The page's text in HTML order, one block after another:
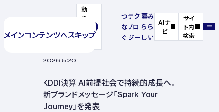
メインコンテンツへスキップ
動
き
停
つ
な
ぐ
テク
ノロ
ジー
暮
ら
し
み
ら
い
AIナ
ビ
サイ
ト内
検索
2026.5.20
KDDI決算 AI前提社会で持続的成長へ。
新ブランドメッセージ「Spark Your
Journey」を発表